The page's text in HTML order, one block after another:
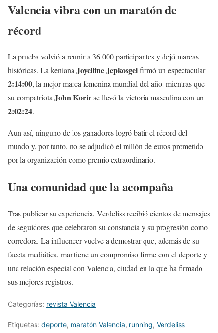
Valencia vibra con un maratón de
récord
La prueba volvió a reunir a 36.000 participantes y dejó marcas
históricas. La kenianaJoyciline Jepkosgeifirmó un espectacular
2:14:00, la mejor marca femenina mundial del año, mientras que
su compatriotaJohn Korirse llevó la victoria masculina con un
2:02:24.
Aun así, ninguno de los ganadores logró batir el récord del
mundo y, por tanto, no se adjudicó el millón de euros prometido
por la organización como premio extraordinario.
Una comunidad que la acompaña
Tras publicar su experiencia, Verdeliss recibió cientos de mensajes
de seguidores que celebraron su constancia y su progresión como
corredora. La influencer vuelve a demostrar que, además de su
faceta mediática, mantiene un compromiso firme con el deporte y
una relación especial con Valencia, ciudad en la que ha firmado
sus mejores registros.
Categorías: revista Valencia
Etiquetas: deporte, maratón Valencia, running, Verdeliss